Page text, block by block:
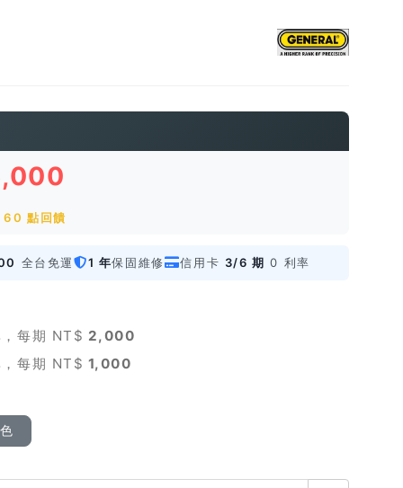
60 點回饋
全台免運 1 年保固維修 信用卡 3/6 期 0 利率
每期 NT$ 2,000
每期 NT$ 1,000